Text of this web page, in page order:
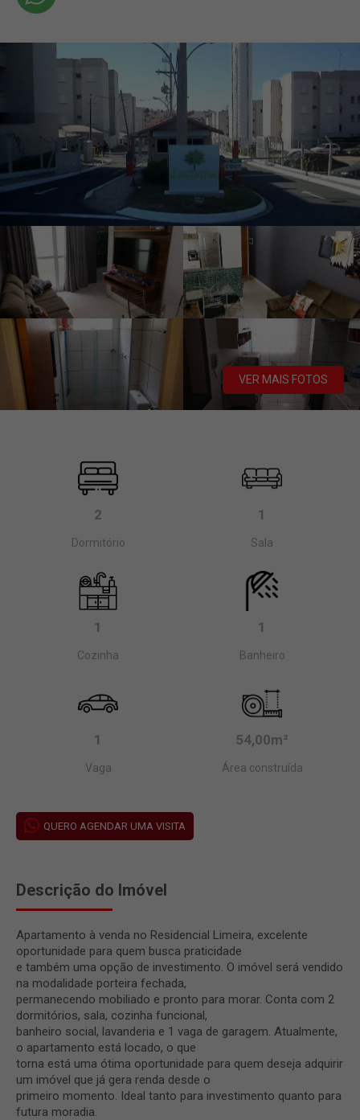
VER MAIS FOTOS
2
Dormitório
1
Sala
1
Cozinha
1
Banheiro
1
Vaga
54,00m²
Área construída
QUERO AGENDAR UMA VISITA
Descrição do Imóvel
Apartamento à venda no Residencial Limeira, excelente
oportunidade para quem busca praticidade
e também uma opção de investimento. O imóvel será vendido
na modalidade porteira fechada,
permanecendo mobiliado e pronto para morar. Conta com 2
dormitórios, sala, cozinha funcional,
banheiro social, lavanderia e 1 vaga de garagem. Atualmente,
o apartamento está locado, o que
torna está uma ótima oportunidade para quem deseja adquirir
um imóvel que já gera renda desde o
primeiro momento. Ideal tanto para investimento quanto para
futura moradia.